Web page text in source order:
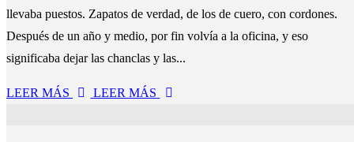
llevaba puestos. Zapatos de verdad, de los de cuero, con cordones.
Después de un año y medio, por fin volvía a la oficina, y eso
significaba dejar las chanclas y las...
LEER MÁS LEER MÁS